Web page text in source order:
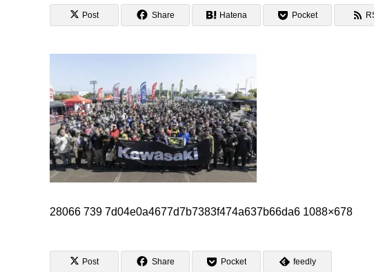
Post Share Hatena Pocket
28066 739 7d04e0a4677d7b7383f474a637b66da6 1088×678
Post Share Pocket feedly